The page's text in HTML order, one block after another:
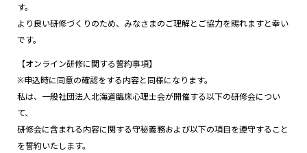
す。
より良い研修づくりのため、みなさまのご理解とご協力を賜れますと幸い
です。
【オンライン研修に関する誓約事項】
※申込時に同意の確認をする内容と同様になります。
私は、一般社団法人北海道臨床心理士会が開催する以下の研修会につい
て、
研修会に含まれる内容に関する守秘義務および以下の項目を遵守すること
を誓約いたします。